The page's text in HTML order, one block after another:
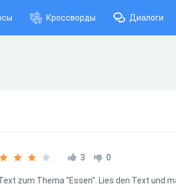
Кроссворды Диалоги
3 0
zum Thema "Essen". Lies den Text und